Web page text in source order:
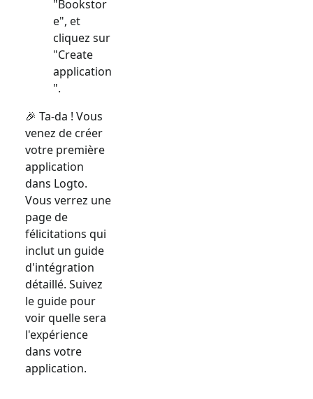
"Bookstor
e", et
cliquez sur
"Create
application
".
🎉 Ta-da ! Vous
venez de créer
votre première
application
dans Logto.
Vous verrez une
page de
félicitations qui
inclut un guide
d'intégration
détaillé. Suivez
le guide pour
voir quelle sera
l'expérience
dans votre
application.